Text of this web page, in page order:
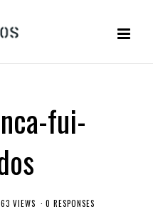
fui-
63 VIEWS 0 RESPONSES